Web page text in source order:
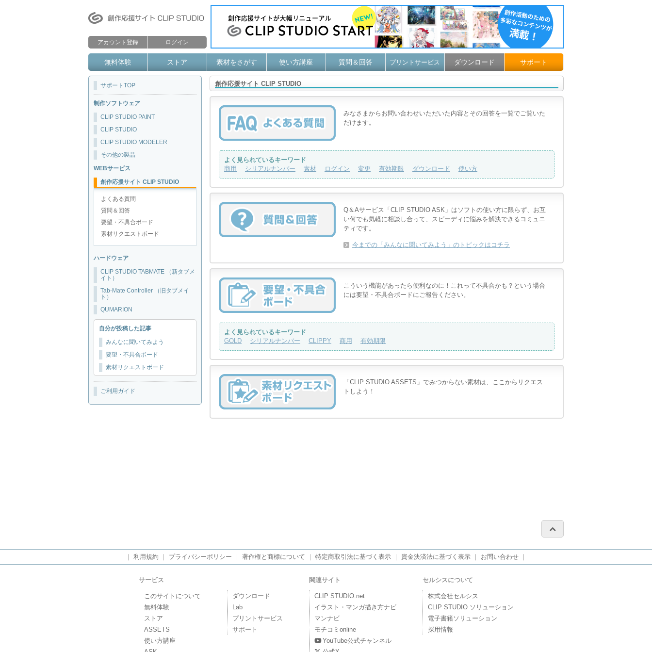
アカウント登録 ログイン
無料体験 ストア 素材をさがす 使い方講座 質問＆回答 プリントサービス ダウンロード サポート
サポートTOP
制作ソフトウェア
CLIP STUDIO PAINT
CLIP STUDIO
CLIP STUDIO MODELER
その他の製品
WEBサービス
創作応援サイト CLIP STUDIO
よくある質問
質問＆回答
要望・不具合ボード
素材リクエストボード
ハードウェア
CLIP STUDIO TABMATE （新タブメ
イト）
Tab-Mate Controller （旧タブメイ
ト）
QUMARION
自分が投稿した記事
みんなに聞いてみよう
要望・不具合ボード
素材リクエストボード
ご利用ガイド
創作応援サイト CLIP STUDIO
みなさまからお問い合わせいただいた内容とその回答を一覧でご覧いた
だけます。
よく見られているキーワード
商用
シリアルナンバー 素材 ログイン 変更 有効期限 ダウンロード 使い方
Q＆Aサービス「CLIP STUDIO ASK」はソフトの使い方に限らず、お互
い何でも気軽に相談し合って、スピーディに悩みを解決できるコミュニ
ティです。
今までの「みんなに聞いてみよう」のトピックはコチラ
こういう機能があったら便利なのに！これって不具合かも？という場合
には要望・不具合ボードにご報告ください。
よく見られているキーワード
GOLD
シリアルナンバー CLIPPY 商用 有効期限
「CLIP STUDIO ASSETS」でみつからない素材は、ここからリクエス
トしよう！
利用規約 プライバシーポリシー 著作権と商標について 特定商取引法に基づく表示 資金決済法に基づく表示 お問い合わせ
サービス
このサイトについて
無料体験
ストア
ASSETS
使い方講座
ダウンロード
Lab
プリントサービス
サポート
関連サイト
CLIP STUDIO.net
イラスト・マンガ描き方ナビ
マンナビ
モチコミonline
YouTube公式チャンネル
セルシスについて
株式会社セルシス
CLIP STUDIO ソリューション
電子書籍ソリューション
採用情報